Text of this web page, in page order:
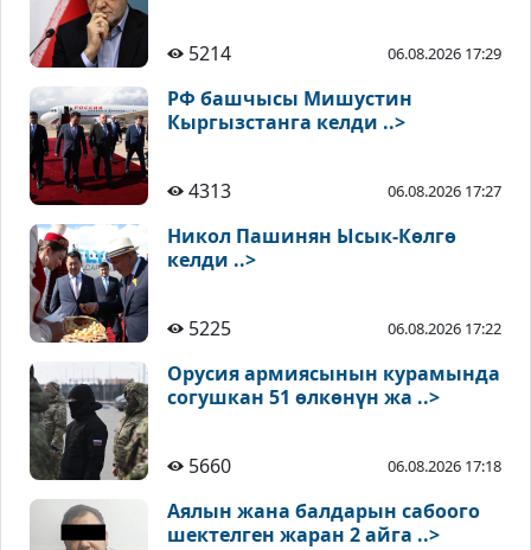
5214 06.08.2026 17:29
РФ башчысы Мишустин
Кыргызстанга келди ..>
4313 06.08.2026 17:27
Никол Пашинян Ысык-Көлгө
келди ..>
5225 06.08.2026 17:22
Орусия армиясынын курамында
согушкан 51 өлкөнүн жа ..>
5660 06.08.2026 17:18
Аялын жана балдарын сабоого
шектелген жаран 2 айга ..>